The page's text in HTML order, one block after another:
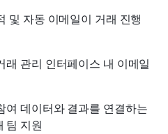
및 자동 이메일이 거래 진행
래 관리 인터페이스 내 이메일
여 데이터와 결과를 연결하는
팀 지원